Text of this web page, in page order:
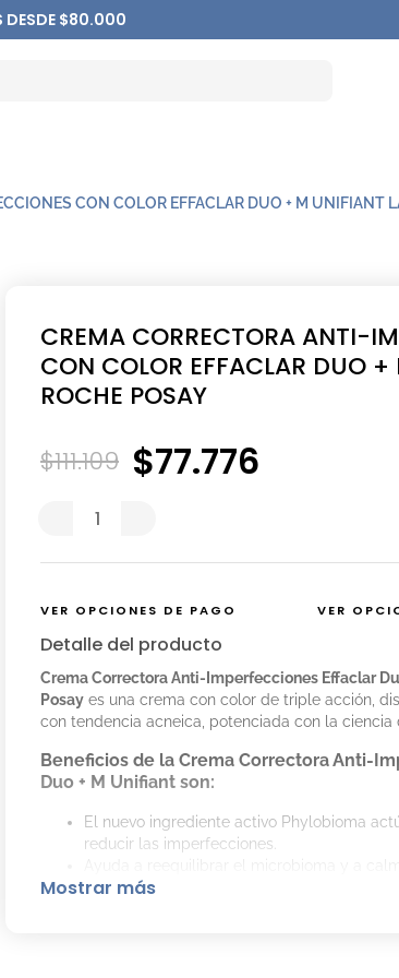
DESDE $80.000
CON COLOR EFFACLAR DUO + M UNIFIANT
CREMA CORRECTORA ANTI-
CON COLOR EFFACLAR DUO
ROCHE POSAY
$111.109 $77.776
VER OPCIONES DE PAGO VER
Detalle del producto
Crema Correctora Anti-Imperfecciones Effaclar
Posay es una crema con color de triple acción,
con tendencia acneica, potenciada con la ciencia
Beneficios de la Crema Correctora Anti-
Duo + M Unifiant son:
El nuevo ingrediente activo Phylobioma
reducir las imperfecciones.
Atenúa visiblemente las marcas de las
Mostrar más